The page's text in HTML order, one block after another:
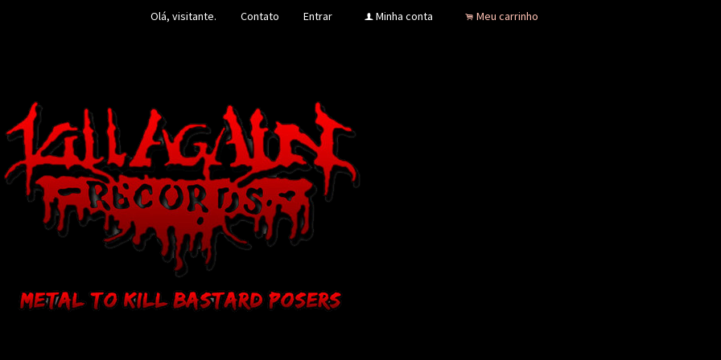
Olá, visitante. Contato Entrar f Minha conta . Meu carrinho